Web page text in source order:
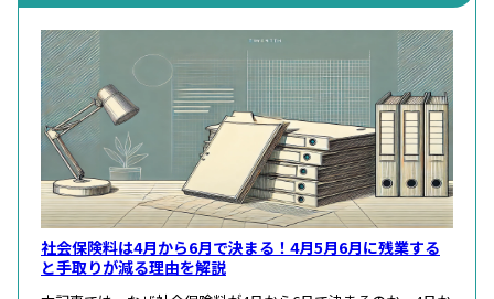
社会保険料は4月から6月で決まる！4月5月6月に残業する
と手取りが減る理由を解説